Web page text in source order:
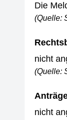
Die
(Quelle:
nicht
(Quelle:
nicht